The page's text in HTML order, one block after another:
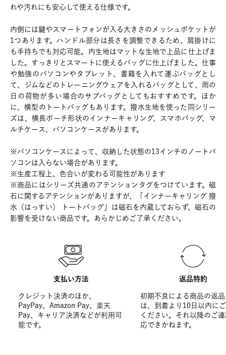
れや汚れにも安心して使える仕様です。
内側には鍵やスマートフォンが入る大きさのメッシュポケットが
1つあります。ハンドル部分は長さを調整できるため、肩掛けに
も手持ちでも対応可能。内生地はマットな生地で上品に仕上げま
した。すっきりとスマートに使えるバッグに仕上げました。仕事
や勉強のパソコンやタブレット、書籍を入れて運ぶバッグとし
て、ジムなどのトレーニングウェアを入れるバッグとして、雨の
日の荷物が多い場合のサブバッグとしてもおすすめです。ほか
に、横型のトートバッグもあります。撥水生地を使った同シリー
ズは、横長ポーチ形状のインナーキャリング、スマホバッグ、マ
ルチケース、パソコンケースがあります。
※パソコンケースによって、収納した状態の13インチのノートパ
ソコンは入らない場合があります。
※生産工程上、色合いが変わる可能性があります
※商品にはシリーズ共通のアテンションタグをつけています。磁
石に関するアテンションがありますが、「インナーキャリング 撥
水（はっすい） トートバッグ」は磁石を内蔵しておらず、磁石の
影響を受けない商品です。あらかじめご了承ください。
支払い方法
クレジット決済のほか、
PayPay、Amazon Pay、楽天
Pay、キャリア決済などが利用可
能です。
返品特約
初期不良による商品の返
は、到着より10日以内に
ください。それ以降のご
応できかねます。